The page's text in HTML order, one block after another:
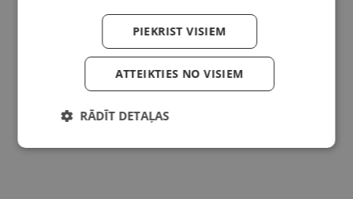
PIEKRIST VISIEM
ATTEIKTIES NO VISIEM
RĀDĪT DETAĻAS